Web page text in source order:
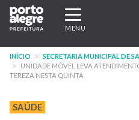
Pular
para
conteúdo
principal
Expandir/recolher
navegação
MENU
INÍCIO
SECRETARIA MUNICIPAL DE
UNIDADE MÓVEL LEVA
TEREZA NESTA QUINTA
SAÚDE